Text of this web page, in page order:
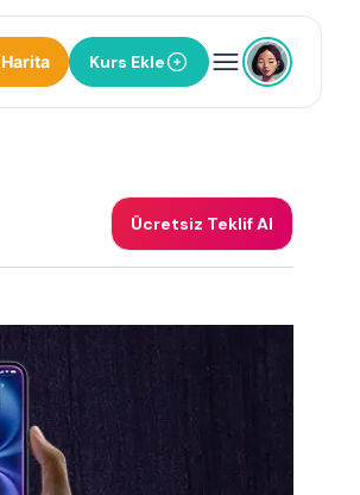
Harita Kurs Ekle
Ücretsiz Teklif Al